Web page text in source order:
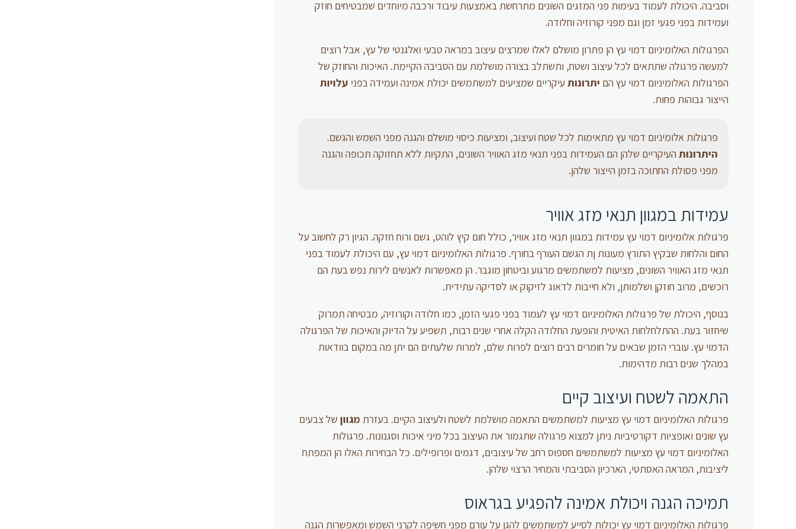
וסביבה. היכולת לעמוד בעימות פני המזגים השונים מתרחשת באמצעות עיבוד ורכבה מיוחדים שמבטיחים חוזק
ועמידות בפני פגעי זמן וגם מפני קורוזיה וחלודה.
הפרגולות האלומיניום דמוי עץ הן פתרון מושלם לאלו שמרצים עיצוב במראה טבעי ואלגנטי של עץ, אבל רוצים
למעשה פרגולה שתתאים לכל עיצוב ושטח, ותשתלב בצורה מושלמת עם הסביבה הקיימת. האיכות והחוזק של
הפרגולות האלומיניום דמוי עץ הם יתרונותעיקריים שמציעים למשתמשים יכולת אמינה ועמידה בפני עלויות
הייצור גבוהות פחות.
פרגולות אלומיניום דמוי עץ מתאימות לכל שטח ועיצוב, ומציעות כיסוי מושלם והגנה מפני השמש והגשם.
היתרונותהעיקריים שלהן הם העמידות בפני תנאי מזג האוויר השונים, התקיות ללא תחזוקה תכופה והגנה
מפני פסולת החתוכה בזמן הייצור שלהן.
עמידות במגוון תנאי מזג אוויר
פרגולות אלומיניום דמוי עץ עמידות במגוון תנאי מזג אוויר, כולל חום קיץ לוהט, גשם ורוח חזקה. הגיון רק לחשוב על
החום והלחות שבקיץ התורץ מעונות ןת הגשם העורף בחורף. פרגולות האלומיניום דמוי עץ, עם היכולת לעמוד בפני
תנאי מזג האוויר השונים, מציעות למשתמשים מרגוע וביטחון מוגבר. הן מאפשרות לאנשים לירות נפש בעת הם
רוכשים, מרוב חוזקן ושלמותן, ולא חייבות לדאוג לזיקוק או לסדיקה עתידית.
בנוסף, היכולת של פרגולות האלומיניום דמוי עץ לעמוד בפני פגעי הזמן, כמו חלודה וקורוזיה, מבטיחה תמרוק
שיחזור בעת. ההתלחלחות האיטית והופעת החלודה הקלה אחרי שנים רבות, תשפיע על הדיוק והאיכות של הפרגולה
הדמוי עץ. עוברי הזמן שבאים על חומרים רבים רוצים לפרות שלם, למרות שלעתים הם יתן מה במקום בוודאות
במהלך שנים רבות מדהימות.
התאמה לשטח ועיצוב קיים
פרגולות האלומיניום דמוי עץ מציעות למשתמשים התאמה מושלמת לשטח ולעיצוב הקיים. בעזרת מגווןשל צבעים
עץ שונים ואופציות דקורטיביות ניתן למצוא פרגולה שתגמור את העיצוב בכל מיני איכות וסגנונות. פרגולות
האלומיניום דמוי עץ מציעות למשתמשים חספוס רחב של עיצובים, דגמים ופרופילים. כל הבחירות האלו הן המפתח
ליציבות, המראה האסתטי, הארכיון הסביבתי והמחיר הרצוי שלהן.
תמיכה הגנה ויכולת אמינה להפגיע בגראוס
פרגולות האלומיניום דמוי עץ יכולות לסייע למשתמשים להגן על עורם מפני חשיפה לקרני השמש ומאפשרות הגנה